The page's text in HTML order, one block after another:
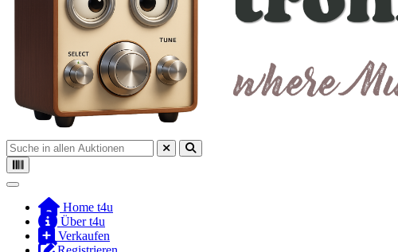
Toggle navigation
Home t4u
Über t4u
Verkaufen